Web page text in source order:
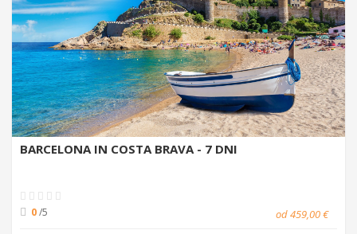
BARCELONA IN COSTA BRAVA - 7 DNI
0/5 od 459,00 €